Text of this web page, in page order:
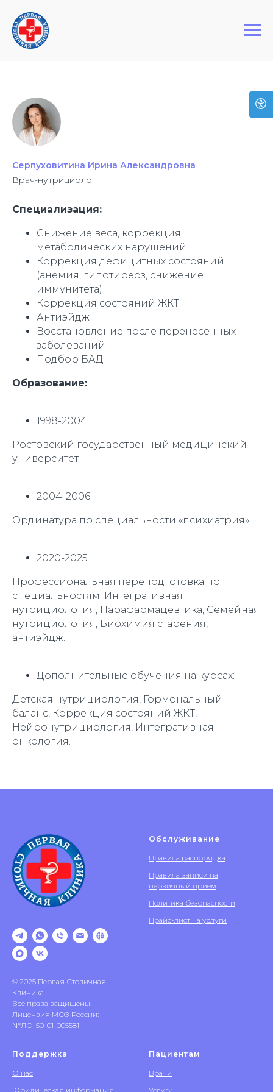
Первая Столичная Клиника
Серпуховитина Ирина Александровна
Врач-нутрициолог
Специализация:
Снижение веса, коррекция
метаболических нарушений
Коррекция дефицитных состояний
(анемия, гипотиреоз, снижение
иммунитета)
Коррекция состояний ЖКТ
Антиэйдж
Восстановление после перенесенных
заболеваний
Подбор БАД
Образование:
1998-2004
Ростовский государственный медицинский
университет
2004-2006:
Ординатура по специальности «психиатрия»
2020-2025
Профессиональная переподготовка по
специальностям: Интегративная
нутрициология, Парафармацевтика, Семейная
нутрициология, Биохимия старения,
антиэйдж.
Дополнительные обучения на курсах:
Детская нутрициология, Гормональный
баланс, Коррекция состояний ЖКТ,
Нейронутрициология, Интегративная
онкология.
© 2025 Первая Столичная
Клиника
Все права защищены.
Лицензия МОЗ России:
№ЛО-50-01-005581
Обслуживание
Правила распорядка
Правила записи на
первичный прием
Политика безопасности
Прайс-лист на услуги
Поддержка
О нас
Юридическая информация
Пациентам
Врачи
Услуги